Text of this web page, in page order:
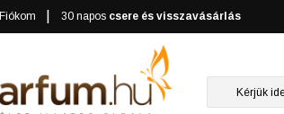
Fiókom 30 napos csere és visszavásárlás